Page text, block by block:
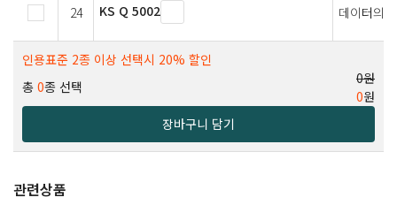
24 KS Q 5002 데이터의
인용표준 2종 이상 선택시 20% 할인
총 0종 선택
0원
0원
장바구니 담기
관련상품